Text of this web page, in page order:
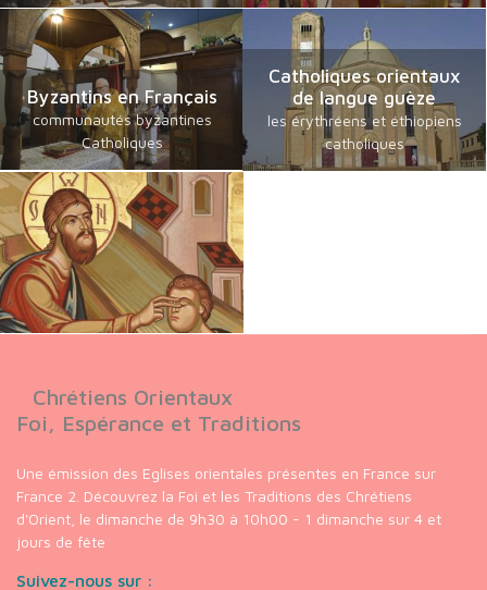
Byzantins en Français
communautés byzantines
Catholiques
Catholiques orientaux
de langue guèze
les érythréens et éthiopiens
catholiques
Chrétiens Orientaux
Foi, Espérance et Traditions
Une émission des Eglises orientales présentes en France sur
France 2. Découvrez la Foi et les Traditions des Chrétiens
d'Orient, le dimanche de 9h30 à 10h00 - 1 dimanche sur 4 et
jours de fête
Suivez-nous sur :